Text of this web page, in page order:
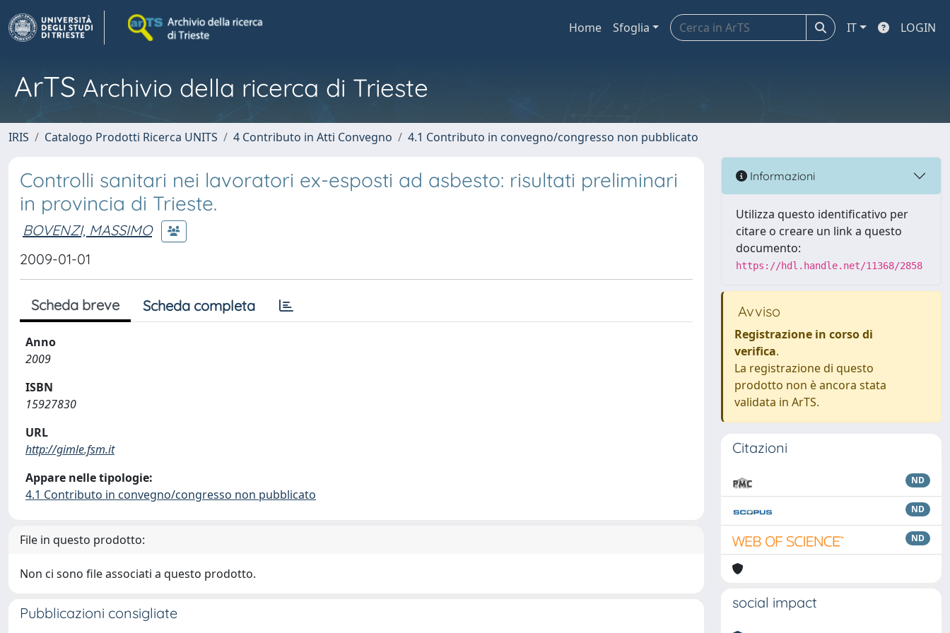
Home Sfoglia IT LOGIN
ArTS Archivio della ricerca di Trieste
IRIS Catalogo Prodotti Ricerca UNITS 4 Contributo in Atti Convegno 4.1 Contributo in convegno/congresso non pubblicato
Controlli sanitari nei lavoratori ex-esposti ad asbesto: risultati preliminari
in provincia di Trieste.
BOVENZI, MASSIMO
2009-01-01
Scheda breve Scheda completa
Anno
2009
ISBN
15927830
URL
http://gimle.fsm.it
Appare nelle tipologie:
4.1 Contributo in convegno/congresso non pubblicato
File in questo prodotto:
Non ci sono file associati a questo prodotto.
Pubblicazioni consigliate
Informazioni
Utilizza questo identificativo per
citare o creare un link a questo
documento:
https://hdl.handle.net/11368/2858
Avviso
Registrazione in corso di
verifica.
La registrazione di questo
prodotto non è ancora stata
validata in ArTS.
Citazioni
ND
ND
ND
social impact